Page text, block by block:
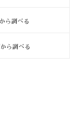
ら調べる
ら調べる